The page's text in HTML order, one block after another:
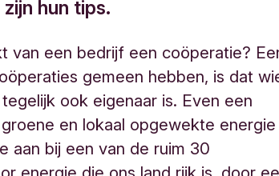
hun tips.
van een bedrijf een coöperatie?
gemeen hebben, is dat
ook eigenaar is. Even een
en lokaal opgewekte energie
aan bij een van de ruim 30